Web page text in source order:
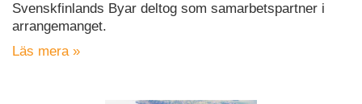
Svenskfinlands Byar deltog som samarbetspartner i
arrangemanget.
Läs mera »